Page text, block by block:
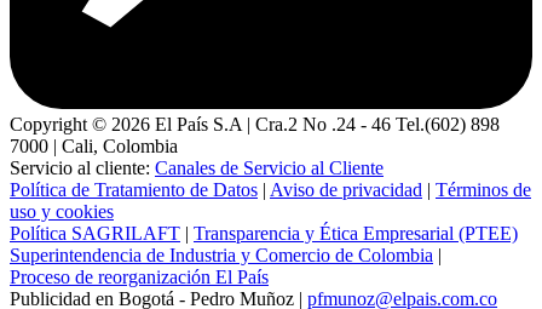
Copyright © 2026 El País S.A | Cra.2 No .24 - 46 Tel.(602) 898
7000 | Cali, Colombia
Servicio al cliente: Canales de Servicio al Cliente
Política de Tratamiento de Datos | Aviso de privacidad | Términos de
uso y cookies
Política SAGRILAFT | Transparencia y Ética Empresarial (PTEE)
Superintendencia de Industria y Comercio de Colombia |
Proceso de reorganización El País
Publicidad en Bogotá - Pedro Muñoz | pfmunoz@elpais.com.co